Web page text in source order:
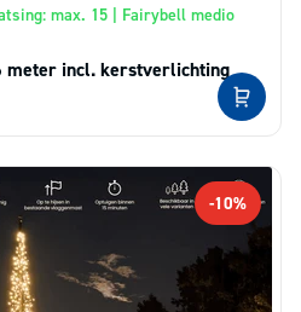
max. 15 | Fairybell medio
meter incl. kerstverlichting
-10%